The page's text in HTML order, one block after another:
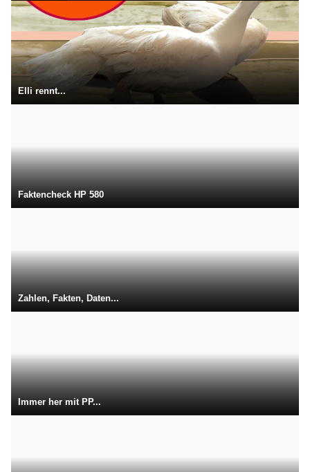
Elli rennt...
Faktencheck HP 580
Zahlen, Fakten, Daten...
Immer her mit PP...